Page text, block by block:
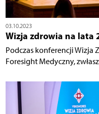
03.10.2023
Wizja zdrowia na lata
Podczas konferencji Wizja
Foresight Medyczny,